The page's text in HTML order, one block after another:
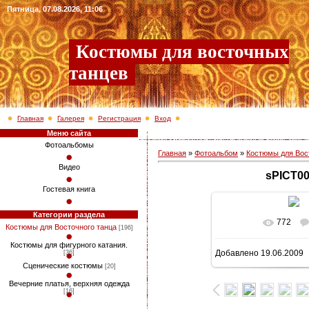
Пятница, 07.08.2026, 11:06
Костюмы для восточных
танцев
Главная Галерея Регистрация Вход
Меню сайта
Фотоальбомы
Видео
Гостевая книга
Категории раздела
Костюмы для Восточного танца [196]
Костюмы для фигурного катания.
[36]
Сценические костюмы [20]
Вечерние платья, верхняя одежда
[16]
Главная » Фотоальбом » Костюмы для
В реальном
142.0Kb
772
Добавлено19.06.2009